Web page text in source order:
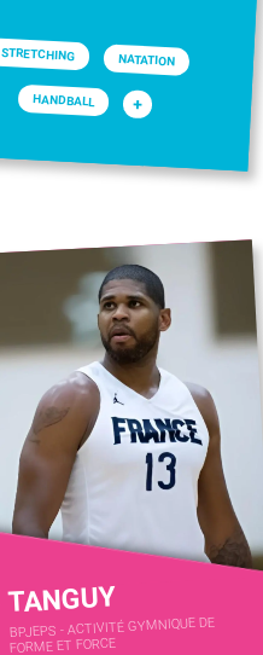
STRETCHING NATATION
HANDBALL +
TANGUY
BPJEPS - ACTIVITÉ GYMNIQUE DE
FORME ET FORCE